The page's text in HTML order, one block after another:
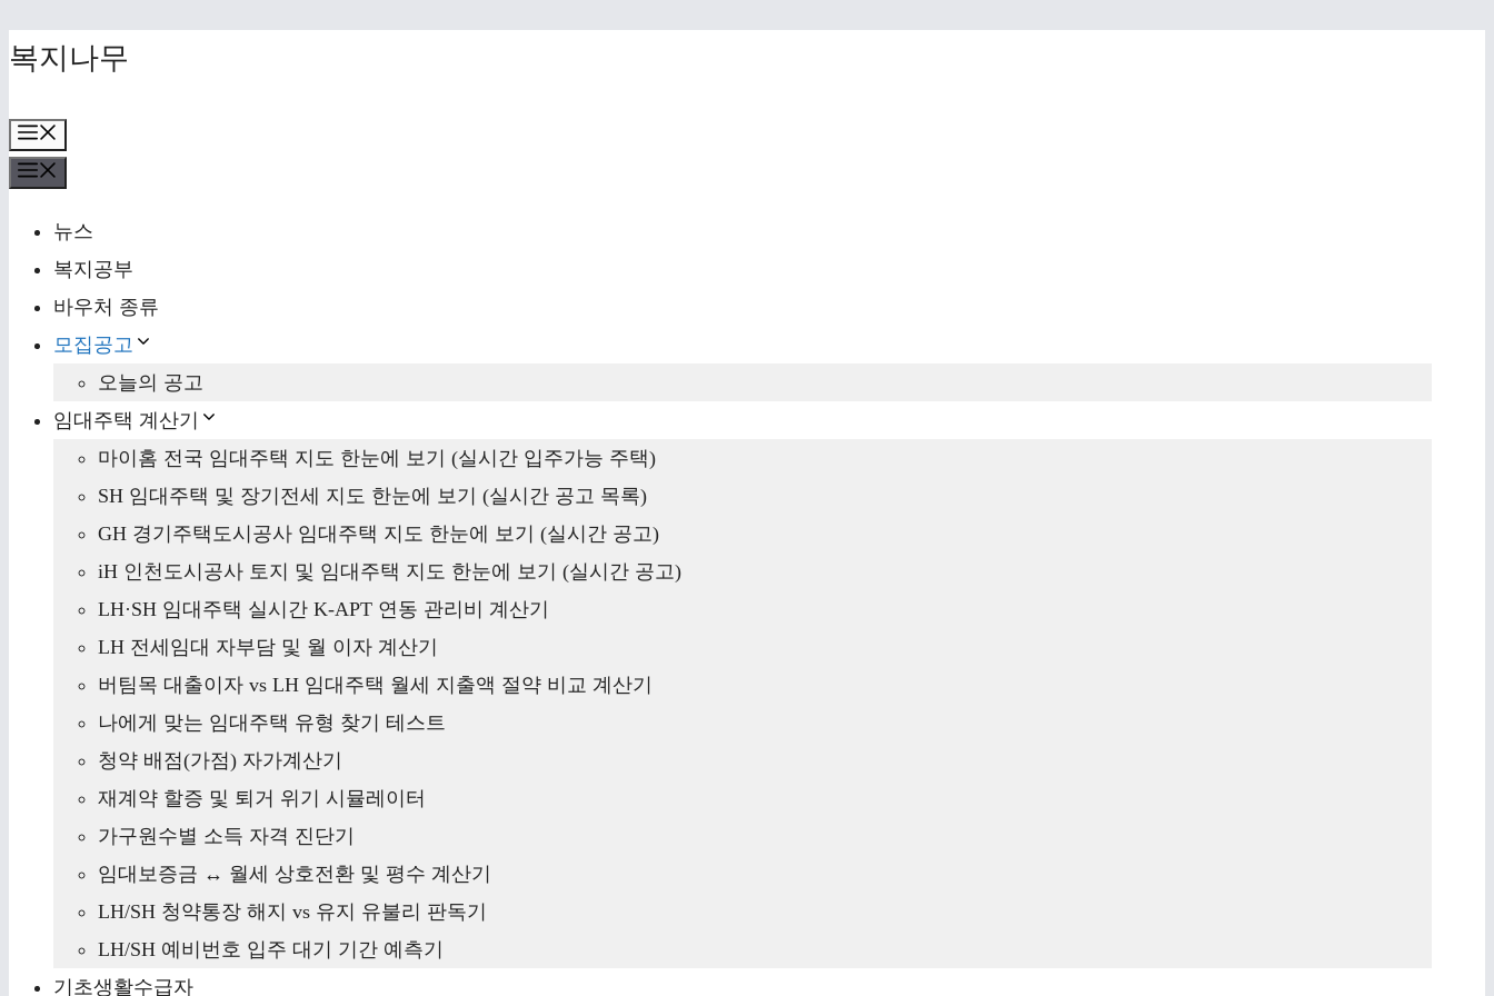
Skip
content
복지나무
뉴스
복지공부
바우처 종류
모집공고
오늘의 공고
임대주택 계산기
마이홈 전국 임대주택 지도 한눈에 보기 (실시간 입주가능 주택)
SH 임대주택 및 장기전세 지도 한눈에 보기 (실시간 공고 목록)
GH 경기주택도시공사 임대주택 지도 한눈에 보기 (실시간 공고)
iH 인천도시공사 토지 및 임대주택 지도 한눈에 보기 (실시간 공고)
LH·SH 임대주택 실시간 K-APT 연동 관리비 계산기
LH 전세임대 자부담 및 월 이자 계산기
버팀목 대출이자 vs LH 임대주택 월세 지출액 절약 비교 계산기
나에게 맞는 임대주택 유형 찾기 테스트
청약 배점(가점) 자가계산기
재계약 할증 및 퇴거 위기 시뮬레이터
가구원수별 소득 자격 진단기
임대보증금 ↔ 월세 상호전환 및 평수 계산기
LH/SH 청약통장 해지 vs 유지 유불리 판독기
LH/SH 예비번호 입주 대기 기간 예측기
기초생활수급자